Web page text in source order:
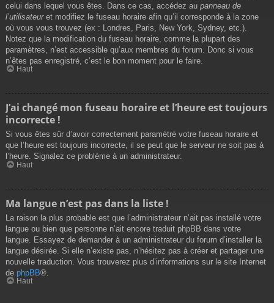
celui dans lequel vous êtes. Dans ce cas, accédez au panneau de
l’utilisateuret modifiez le fuseau horaire afin qu’il corresponde à la zone
où vous vous trouvez (ex : Londres, Paris, New York, Sydney, etc.).
Notez que la modification du fuseau horaire, comme la plupart des
paramètres, n’est accessible qu’aux membres du forum. Donc si vous
n’êtes pas enregistré, c’est le bon moment pour le faire.
Haut
J’ai changé mon fuseau horaire et l’heure est toujours
incorrecte !
Si vous êtes sûr d’avoir correctement paramétré votre fuseau horaire et
que l’heure est toujours incorrecte, il se peut que le serveur ne soit pas à
l’heure. Signalez ce problème à un administrateur.
Haut
Ma langue n’est pas dans la liste !
La raison la plus probable est que l’administrateur n’ait pas installé votre
langue ou bien que personne n’ait encore traduit phpBB dans votre
langue. Essayez de demander à un administrateur du forum d’installer la
langue désirée. Si elle n’existe pas, n’hésitez pas à créer et partager une
nouvelle traduction. Vous trouverez plus d’informations sur le site Internet
de phpBB®.
Haut